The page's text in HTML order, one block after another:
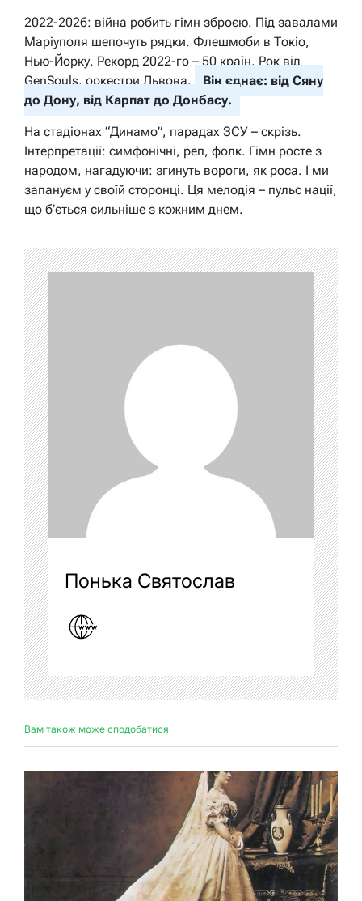
2022-2026: війна робить гімн зброєю. Під завалами
Маріуполя шепочуть рядки. Флешмоби в Токіо,
Нью-Йорку. Рекорд 2022-го – 50 країн. Рок від
GenSouls, оркестри Львова. Він єднає: від Сяну
до Дону, від Карпат до Донбасу.
На стадіонах “Динамо”, парадах ЗСУ – скрізь.
Інтерпретації: симфонічні, реп, фолк. Гімн росте з
народом, нагадуючи: згинуть вороги, як роса. І ми
запануєм у своїй сторонці. Ця мелодія – пульс нації,
що б’ється сильніше з кожним днем.
Понька Святослав
Вам також може сподобатися